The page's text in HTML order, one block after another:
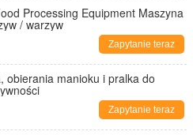
Processing Equipment Maszyna
/ warzyw
Zapytanie teraz
obierania manioku i pralka do
Zapytanie teraz